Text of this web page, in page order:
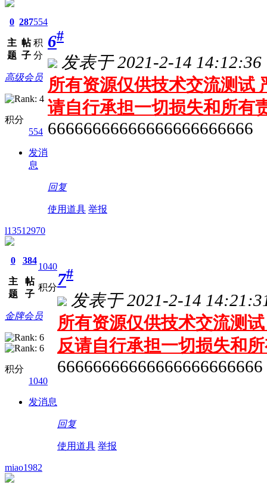
0
主
题
287
帖
子
554
积
分
高级会员
积分
554
发消
息
6#
发表于 2021-2-14 14:12:36
所有资源仅供技术交流测试
请自行承担一切损失和所有
66666666666666666666666
回复
使用道具 举报
l13512970
0
主
题
384
帖
子
1040
积分
金牌会员
积分
1040
发消息
7#
发表于 2021-2-14
所有资源仅供技术交流测
反请自行承担一切损失和
66666666666666666666666
回复
使用道具 举报
miao1982